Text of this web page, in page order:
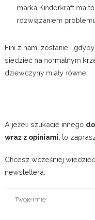
marka Kinderkraft ma
rozwiązaniem
Fini z nami zostanie i
siedzieć na normalnym
dziewczyny miały równe.
A jeżeli szukacie innego
wraz z opiniami , to
Chcesz wcześniej
newslettera.